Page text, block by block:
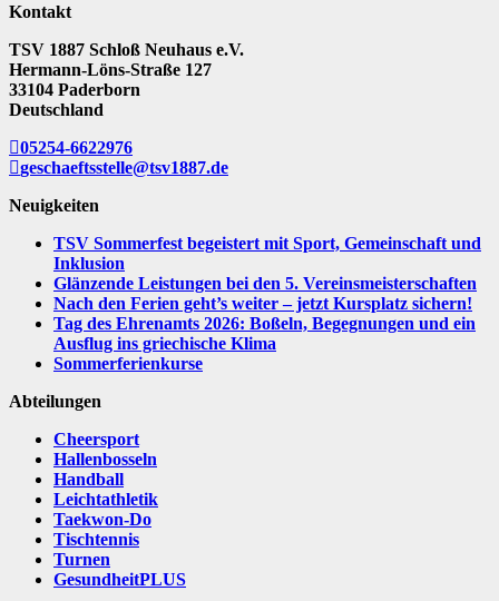
Kontakt
TSV 1887 Schloß Neuhaus e.V.
Hermann-Löns-Straße 127
33104 Paderborn
Deutschland
05254-6622976
geschaeftsstelle@tsv1887.de
Neuigkeiten
TSV Sommerfest begeistert mit Sport, Gemeinschaft und
Inklusion
Glänzende Leistungen bei den 5. Vereinsmeisterschaften
Nach den Ferien geht’s weiter – jetzt Kursplatz sichern!
Tag des Ehrenamts 2026: Boßeln, Begegnungen und ein
Ausflug ins griechische Klima
Sommerferienkurse
Abteilungen
Cheersport
Hallenbosseln
Handball
Leichtathletik
Taekwon-Do
Tischtennis
Turnen
GesundheitPLUS